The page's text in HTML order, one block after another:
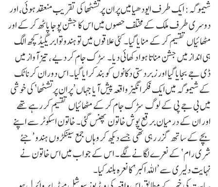
شیموگہ: ایک طرف ایودھیا میں پران پرتشٹھا کی تقریب منعقد ہوئی، اور
دوسری طرف ملک کے مختلف حصوں میں اس کا جشن پوجا پاٹھ کر کے اور
مٹھائیاں تقسیم کر کے منایا گیا۔ کئی علاقوں میں تو ہندوتوا بریگیڈ کچھ الگ
ہی انداز میں جشن مناتا ہوا دکھائی دیا۔ سڑک جام کر دیے ، تیز آواز میں
ڈی جے بجایا گیا اور زبردستی دکانوں کو بند کرایا گیا۔ اس دوران کرناٹک
کے شیموگہ میں ایک فکر انگیز واقعہ پیش آیا جہاں ’پران پرتشٹھا‘ کی خوشی
میں بی جے پی کے لوگ سڑک جام کر کے مٹھائیاں تقسیم کر رہے تھے
اور ان کے درمیان برقع پوش خاتون پھنس گئی۔ خاتون اسکوٹر سے اپنے
بچے کے ساتھ گزر رہی تھی جسے دیکھ کر وہاں جمع سینکڑوں ہندو ’جئے
شری رام‘ کے نعرے لگانے لگے۔ اس کے جواب میں اس خاتون نے
نہایت دلیری سے ’اللہ اکبر‘ کا نعرہ بلند کیا۔